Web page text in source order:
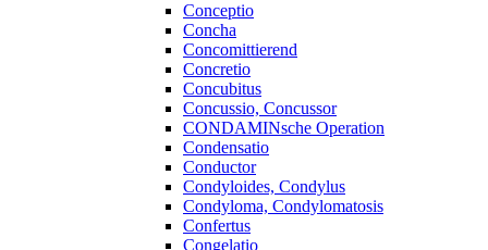
Conceptio
Concha
Concomittierend
Concretio
Concubitus
Concussio, Concussor
CONDAMINsche Operation
Condensatio
Conductor
Condyloides, Condylus
Condyloma, Condylomatosis
Confertus
Congelatio